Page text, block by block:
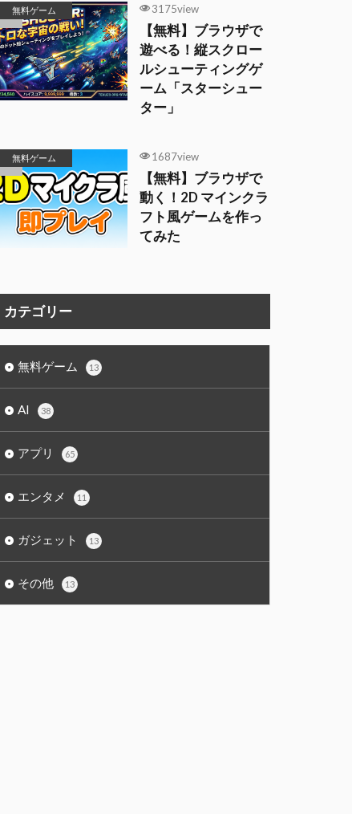
無料ゲーム 3175view
【無料】ブラウザで
遊べる！縦スクロー
ルシューティングゲ
ーム「スターシュー
ター」
無料ゲーム 1687view
【無料】ブラウザで
動く！2D マインクラ
フト風ゲームを作っ
てみた
カテゴリー
無料ゲーム 13
AI 38
アプリ 65
エンタメ 11
ガジェット 13
その他 13